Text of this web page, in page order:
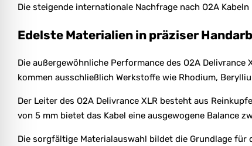
Die steigende internationale Nachfrage nach O2A
Edelste Materialien in präziser
Die außergewöhnliche Performance des O2A
kommen ausschließlich Werkstoffe wie Rhodium,
Der Leiter des O2A Delivrance XLR besteht aus
von 5 mm bietet das Kabel eine ausgewogene Balance
Die sorgfältige Materialauswahl bildet die Grundlage für